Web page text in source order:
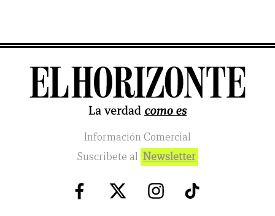
Información Comercial
Suscribete al Newsletter